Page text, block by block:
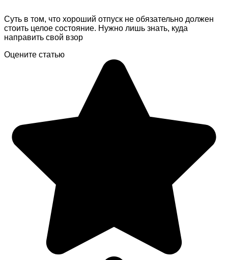
Суть в том, что хороший отпуск не обязательно должен
стоить целое состояние. Нужно лишь знать, куда
направить свой взор
Оцените статью